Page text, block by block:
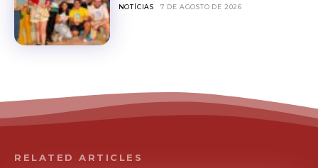
NOTÍCIAS 7 DE AGOSTO DE 2026
RELATED ARTICLES